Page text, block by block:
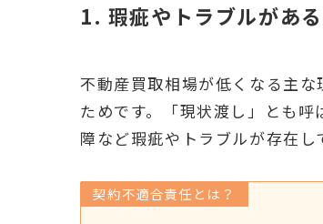
1. 瑕疵やトラブルがあ
不動産買取相場が低くなる主
ためです。「現状渡し」とも
障など瑕疵やトラブルが存在し
契約不適合責任とは？